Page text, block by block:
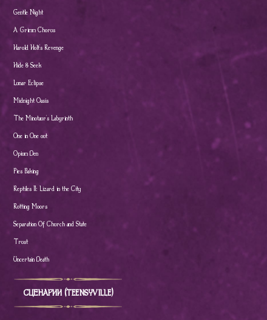
Gentle Night
A Grimm Chorus
Harold Holt's Revenge
Hide & Seek
Lunar Eclipse
Midnight Oasis
The Minotaur's Labyrinth
One in One out
Opium Den
Pies Baking
Reptiles II: Lizard in the City
Rotting Moors
Separation Of Church and State
Trust
Uncertain Death
СЦЕНАРИИ (TEENSYVILLE)